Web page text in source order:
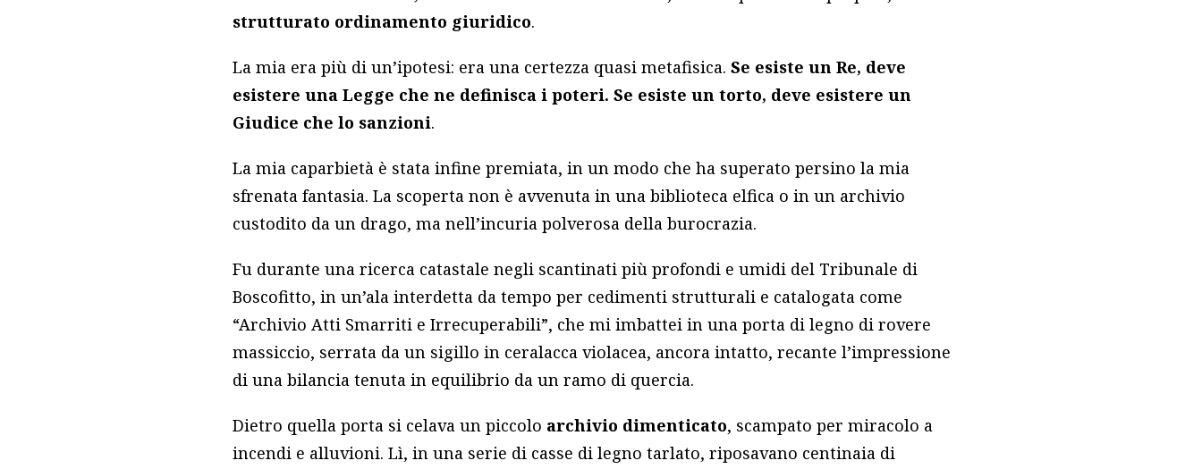
strutturato ordinamento giuridico.
La mia era più di un’ipotesi: era una certezza quasi metafisica.Se esiste un Re, deve
esistere una Legge che ne definisca i poteri. Se esiste un torto, deve esistere un
Giudice che lo sanzioni.
La mia caparbietà è stata infine premiata, in un modo che ha superato persino la mia
sfrenata fantasia. La scoperta non è avvenuta in una biblioteca elfica o in un archivio
custodito da un drago, ma nell’incuria polverosa della burocrazia.
Fu durante una ricerca catastale negli scantinati più profondi e umidi del Tribunale di
Boscofitto, in un’ala interdetta da tempo per cedimenti strutturali e catalogata come
“Archivio Atti Smarriti e Irrecuperabili”, che mi imbattei in una porta di legno di rovere
massiccio, serrata da un sigillo in ceralacca violacea, ancora intatto, recante l’impressione
di una bilancia tenuta in equilibrio da un ramo di quercia.
Dietro quella porta si celava un piccolo archivio dimenticato, scampato per miracolo a
incendi e alluvioni. Lì, in una serie di casse di legno tarlato, riposavano centinaia di